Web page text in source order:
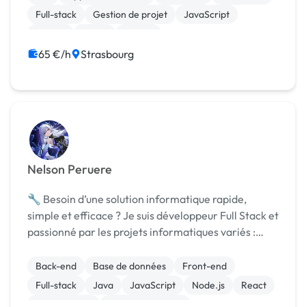
Full-stack
Gestion de projet
JavaScript
65 €/h Strasbourg
Nelson Peruere
🔧 Besoin d’une solution informatique rapide,
simple et efficace ? Je suis développeur Full Stack et
passionné par les projets informatiques variés :
Discord, logiciel bureautique, automatisations,
mai...
Back-end Base de données
Front-end
Full-stack
Java JavaScript Node.js
React